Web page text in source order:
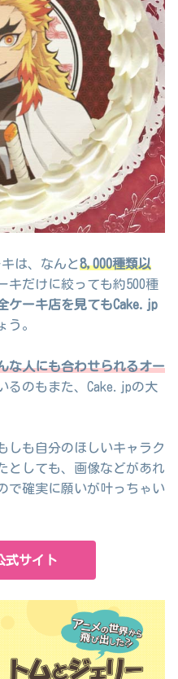
は、なんと8,000種類以
キだけに絞っても約500種
ケーキ店を見てもCake.jp
う。
な人にも合わせられるオー
るのもまた、Cake.jpの大
しも自分のほしいキャラク
としても、画像などがあれ
で確実に願いが叶っちゃい
サイト